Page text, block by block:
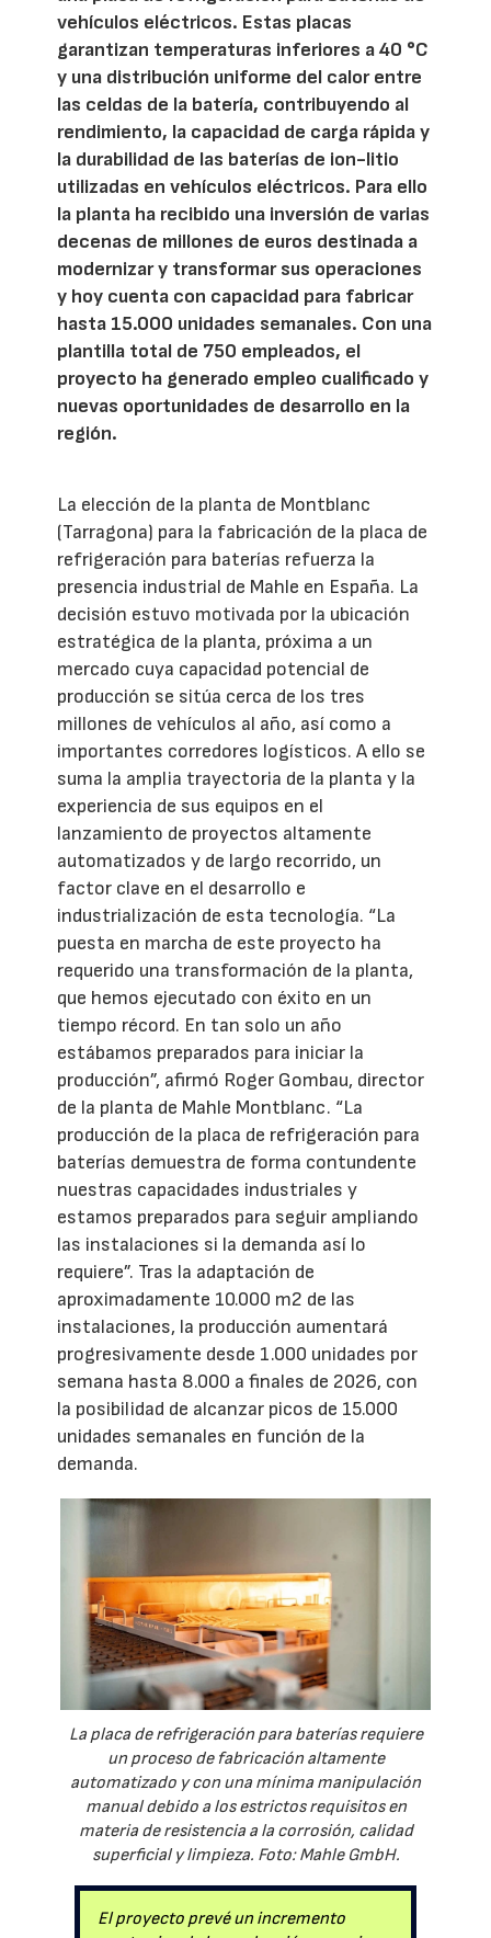
vehículos eléctricos. Estas placas
garantizan temperaturas inferiores a 40 °C
y una distribución uniforme del calor entre
las celdas de la batería, contribuyendo al
rendimiento, la capacidad de carga rápida y
la durabilidad de las baterías de ion-litio
utilizadas en vehículos eléctricos. Para ello
la planta ha recibido una inversión de varias
decenas de millones de euros destinada a
modernizar y transformar sus operaciones
y hoy cuenta con capacidad para fabricar
hasta 15.000 unidades semanales. Con una
plantilla total de 750 empleados, el
proyecto ha generado empleo cualificado y
nuevas oportunidades de desarrollo en la
región.
La elección de la planta de Montblanc
(Tarragona) para la fabricación de la placa de
refrigeración para baterías refuerza la
presencia industrial de Mahle en España. La
decisión estuvo motivada por la ubicación
estratégica de la planta, próxima a un
mercado cuya capacidad potencial de
producción se sitúa cerca de los tres
millones de vehículos al año, así como a
importantes corredores logísticos. A ello se
suma la amplia trayectoria de la planta y la
experiencia de sus equipos en el
lanzamiento de proyectos altamente
automatizados y de largo recorrido, un
factor clave en el desarrollo e
industrialización de esta tecnología. “La
puesta en marcha de este proyecto ha
requerido una transformación de la planta,
que hemos ejecutado con éxito en un
tiempo récord. En tan solo un año
estábamos preparados para iniciar la
producción”, afirmó Roger Gombau, director
de la planta de Mahle Montblanc. “La
producción de la placa de refrigeración para
baterías demuestra de forma contundente
nuestras capacidades industriales y
estamos preparados para seguir ampliando
las instalaciones si la demanda así lo
requiere”. Tras la adaptación de
aproximadamente 10.000 m2 de las
instalaciones, la producción aumentará
progresivamente desde 1.000 unidades por
semana hasta 8.000 a finales de 2026, con
la posibilidad de alcanzar picos de 15.000
unidades semanales en función de la
demanda.
La placa de refrigeración para baterías requiere
un proceso de fabricación altamente
automatizado y con una mínima manipulación
manual debido a los estrictos requisitos en
materia de resistencia a la corrosión, calidad
superficial y limpieza. Foto: Mahle GmbH.
El proyecto prevé un incremento